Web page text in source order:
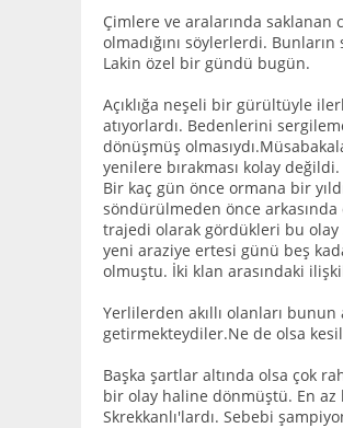
Çimlere ve aralarında saklanan
olmadığını söylerlerdi.
Lakin özel bir gündü bugün.
Açıklığa neşeli bir gürültüyle
atıyorlardı. Bedenlerini
dönüşmüş
yenilere bırakması kolay
Bir kaç gün önce ormana bir
söndürülmeden önce arkasında
trajedi olarak gördükleri bu olay
yeni araziye ertesi günü beş
olmuştu. İki klan arasındaki
Yerlilerden akıllı olanları
getirmekteydiler.Ne de olsa
Başka şartlar altında olsa çok
bir olay haline dönmüştü. En az
Skrekkanlı'lardı. Sebebi